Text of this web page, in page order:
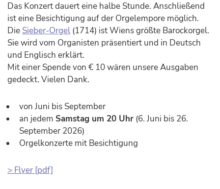
Das Konzert dauert eine halbe Stunde. Anschließend
ist eine Besichtigung auf der Orgelempore möglich.
Die Sieber-Orgel (1714) ist Wiens größte Barockorgel.
Sie wird vom Organisten präsentiert und in Deutsch
und Englisch erklärt.
Mit einer Spende von € 10 wären unsere Ausgaben
gedeckt. Vielen Dank.
von Juni bis September
an jedem Samstag um 20 Uhr (6. Juni bis 26.
September 2026)
Orgelkonzerte mit Besichtigung
> Flyer [pdf]